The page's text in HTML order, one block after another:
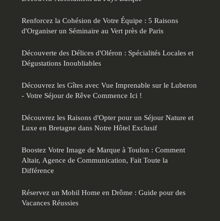
Renforcez la Cohésion de Votre Équipe : 5 Raisons
d'Organiser un Séminaire au Vert près de Paris
Découverte des Délices d'Oléron : Spécialités Locales et
Dégustations Inoubliables
Découvrez les Gîtes avec Vue Imprenable sur le Luberon
- Votre Séjour de Rêve Commence Ici !
Découvrez les Raisons d'Opter pour un Séjour Nature et
Luxe en Bretagne dans Notre Hôtel Exclusif
Boostez Votre Image de Marque à Toulon : Comment
Altair, Agence de Communication, Fait Toute la
Différence
Réservez un Mobil Home en Drôme : Guide pour des
Vacances Réussies